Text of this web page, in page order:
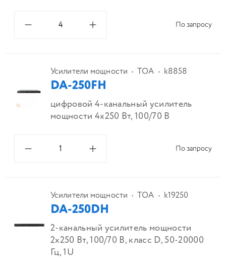
По запросу
Усилители мощности TOA k8858
DA-250FH
цифровой 4-канальный усилитель
мощности 4х250 Вт, 100/70 В
По запросу
Усилители мощности TOA k19250
DA-250DH
2-канальный усилитель мощности
2х250 Вт, 100/70 В, класс D, 50-20000
Гц, 1U